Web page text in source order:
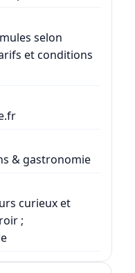
selon
et conditions
& gastronomie
curieux et
;